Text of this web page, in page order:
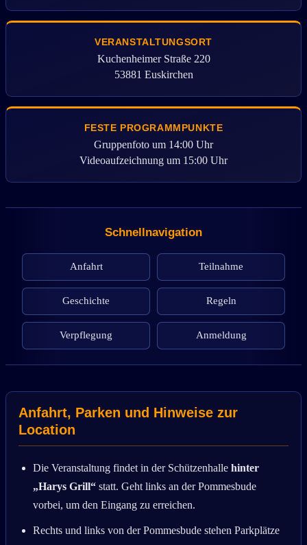
VERANSTALTUNGSORT
Kuchenheimer Straße 220
53881 Euskirchen
FESTE PROGRAMMPUNKTE
Gruppenfoto um 14:00 Uhr
Videoaufzeichnung um 15:00 Uhr
Schnellnavigation
Anfahrt Teilnahme
Geschichte Regeln
Verpflegung Anmeldung
Anfahrt, Parken und Hinweise zur
Location
Die Veranstaltung findet in der Schützenhalle hinter
„Harys Grill“statt. Geht links an der Pommesbude
vorbei, um den Eingang zu erreichen.
Rechts und links von der Pommesbude stehen Parkplätze